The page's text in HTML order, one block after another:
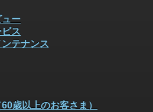
ュー
ス
テナンス
歳以上のお客さま）